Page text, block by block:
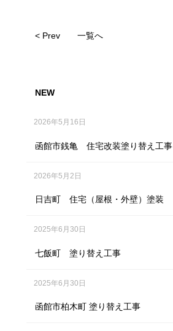
< Prev 一覧へ
NEW
2026年5月16日
函館市銭亀 住宅改装塗り替え工事
2026年5月2日
日吉町 住宅（屋根・外壁）塗装
2025年6月30日
七飯町 塗り替え工事
2025年6月30日
函館市柏木町 塗り替え工事